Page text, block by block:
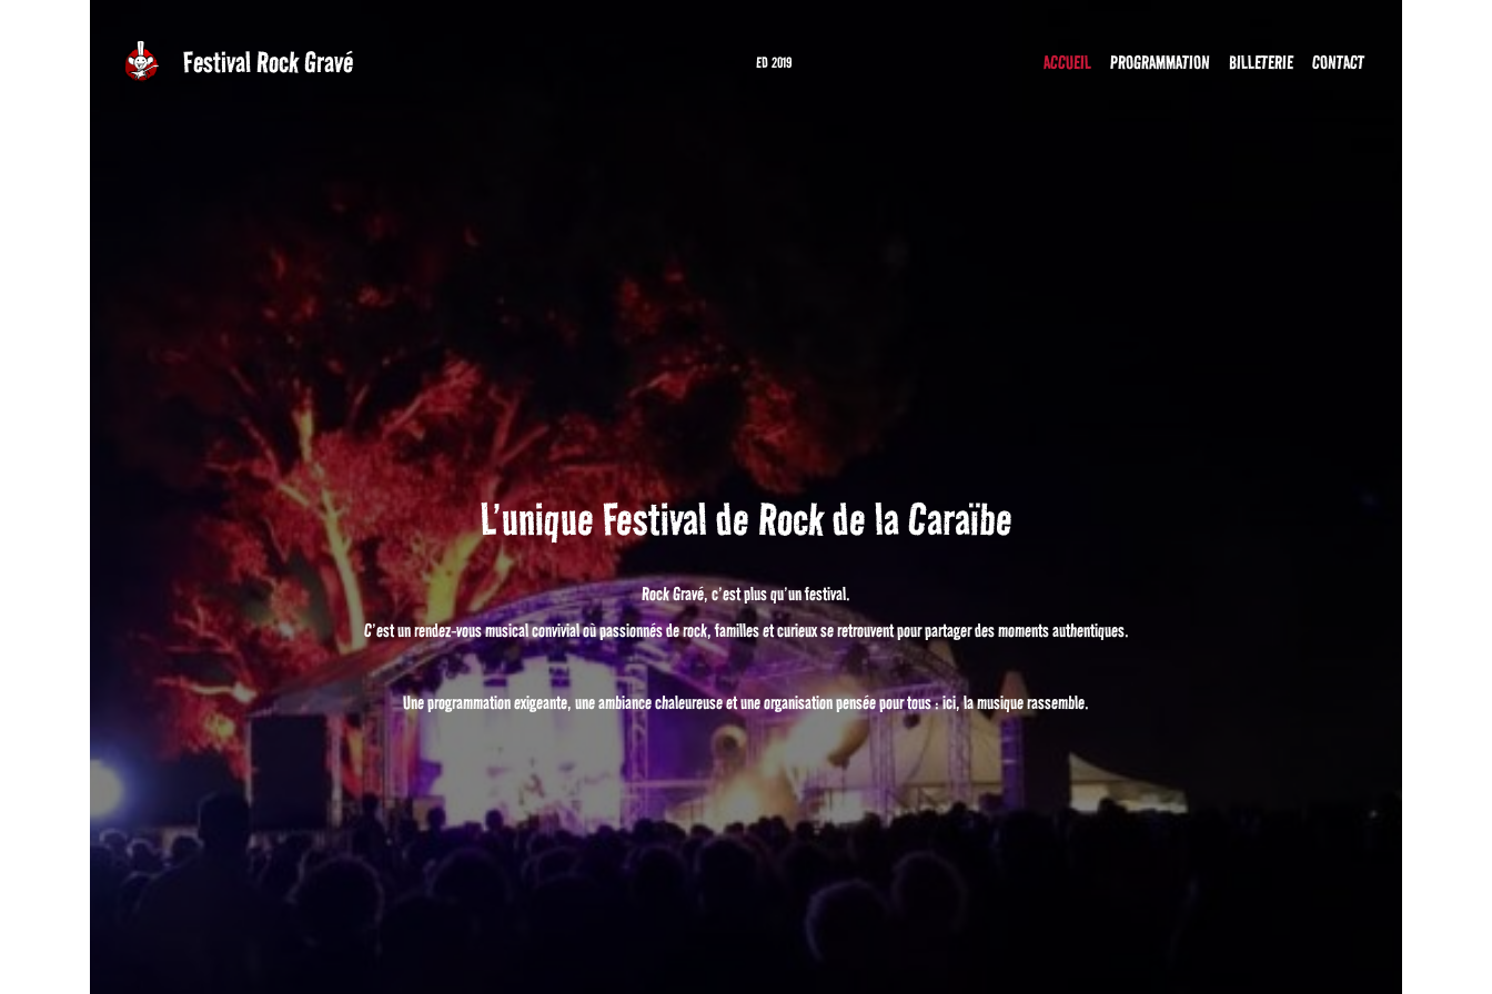
Festival Rock Gravé ED 2019 ACCUEIL PROGRAMMATION BILLETERIE CONTACT
L’unique Festival de Rock de la Caraïbe
Rock Gravé, c’est plus qu’un festival.
C’est un rendez-vous musical convivial où passionnés de rock, familles et curieux se retrouvent pour partager des moments authentiques.
Une programmation exigeante, une ambiance chaleureuse et une organisation pensée pour tous : ici, la musique rassemble.